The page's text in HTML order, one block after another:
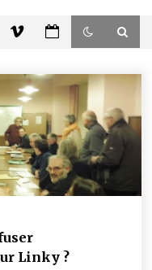
Linky ?